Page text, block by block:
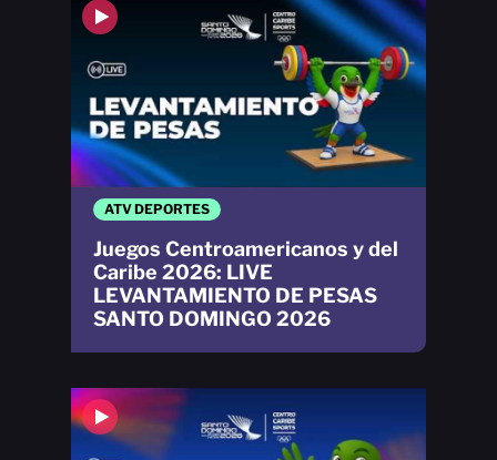
ATV DEPORTES
Juegos Centroamericanos y del
Caribe 2026: LIVE
LEVANTAMIENTO DE PESAS
SANTO DOMINGO 2026